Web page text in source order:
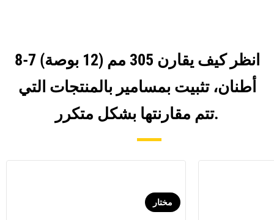
انظر كيف يقارن 305 مم (12 بوصة) 7-8
أطنان، تثبيت بمسامير بالمنتجات التي
تتم مقارنتها بشكل متكرر.
مختار